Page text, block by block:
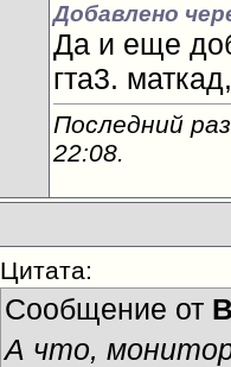
Добавлено
Да и еще
гта3.
Последний
22:08.
Цитата:
Сообщение от
А что,